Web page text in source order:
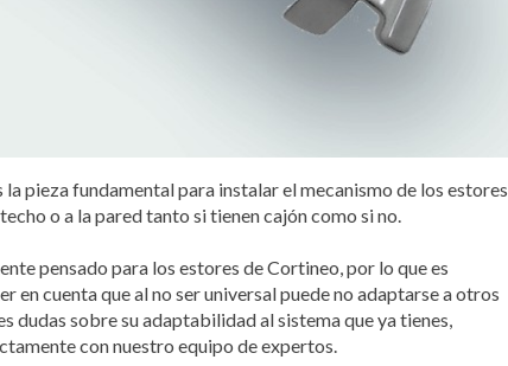
la pieza fundamental para instalar el mecanismo de los estores
o a la pared tanto si tienen cajón como si no.
pensado para los estores de Cortineo, por lo que es
en cuenta que al no ser universal puede no adaptarse a otros
dudas sobre su adaptabilidad al sistema que ya tienes,
con nuestro equipo de expertos.